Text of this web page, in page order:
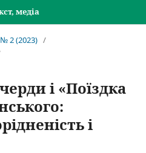
медіа
2 (2023) /
і «Поїздка
і